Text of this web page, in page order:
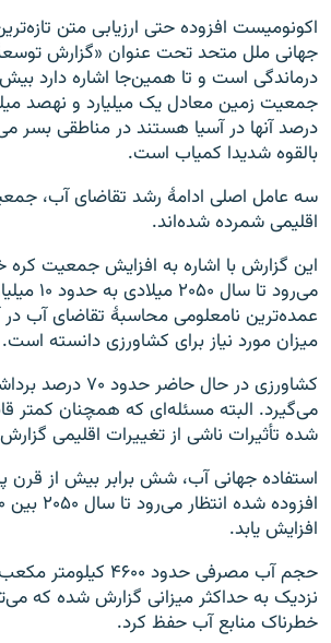
اکونومیست افزوده حتی ارزیابی متن
جهانی ملل متحد تحت عنوان «گزارش
درماندگی است و تا همین‌جا اشاره دارد
درصد آنها در آسیا هستند در مناطقی بسر
بالقوه شدیدا کمیاب است.
سه عامل اصلی ادامۀ رشد تقاضای آب،
اقلیمی شمرده شده‌اند.
این گزارش با اشاره به افزایش جمعیت کره
می‌رود تا سال
عمده‌ترین نامعلومی محاسبۀ تقاضای آب در
میزان مورد نیاز برای کشاورزی دانسته است.
کشاورزی در حال
می‌گیرد. البته مسئله‌ای که همچنان کمتر
شده تأثیرات ناشی از تغییرات اقلیمی
استفاده جهانی آب، شش برابر بیش از قرن
افزایش یابد.
حجم آب مصرفی حدود
نزدیک به حداکثر میزانی گزارش شده که
خطرناک منابع آب حفظ کرد.